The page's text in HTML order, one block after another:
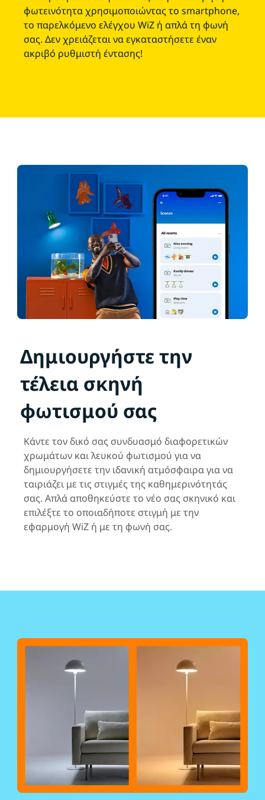
φωτεινότητα χρησιμοποιώντας το smartphone,
το παρελκόμενο ελέγχου WiZ ή απλά τη φωνή
σας. Δεν χρειάζεται να εγκαταστήσετε έναν
ακριβό ρυθμιστή έντασης!
Δημιουργήστε την
τέλεια σκηνή
φωτισμού σας
Κάντε τον δικό σας συνδυασμό διαφορετικών
χρωμάτων και λευκού φωτισμού για να
δημιουργήσετε την ιδανική ατμόσφαιρα για να
ταιριάζει με τις στιγμές της καθημερινότητάς
σας. Απλά αποθηκεύστε το νέο σας σκηνικό και
επιλέξτε το οποιαδήποτε στιγμή με την
εφαρμογή WiZ ή με τη φωνή σας.